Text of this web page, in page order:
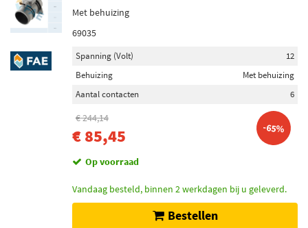
Met behuizing
69035
Spanning (Volt)
12
Behuizing
Met behuizing
Aantal contacten
6
€ 244,14
€ 85,45 -65%
Op voorraad
Vandaag besteld, binnen 2 werkdagen bij u geleverd.
Bestellen